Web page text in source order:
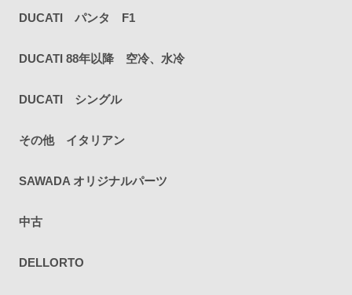
DUCATI パンタ F1
DUCATI 88年以降 空冷、水冷
DUCATI シングル
その他 イタリアン
SAWADA オリジナルパーツ
中古
DELLORTO